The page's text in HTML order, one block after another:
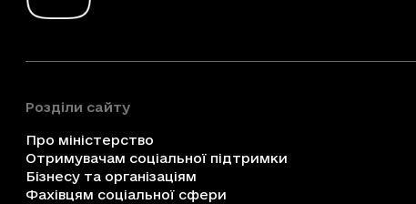
Розділи сайту
Про міністерство
Отримувачам соціальної підтримки
Бізнесу та організаціям
Фахівцям соціальної сфери